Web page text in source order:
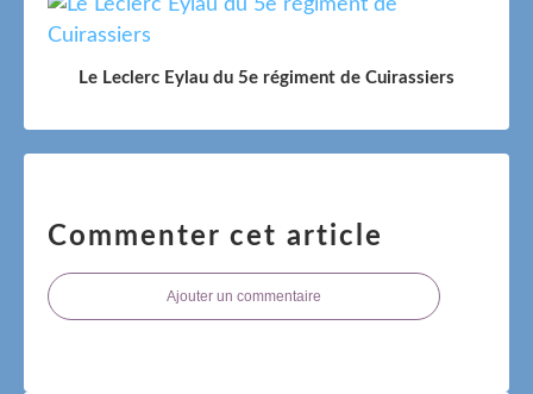
Le Leclerc Eylau du 5e régiment de Cuirassiers
Commenter cet article
Ajouter un commentaire